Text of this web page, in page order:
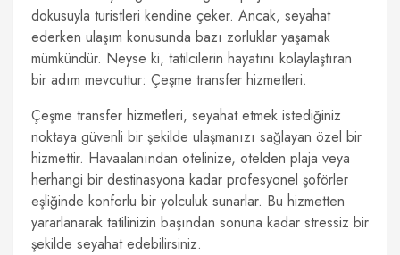
dokusuyla turistleri kendine çeker. Ancak, seyahat
ederken ulaşım konusunda bazı zorluklar yaşamak
mümkündür. Neyse ki, tatilcilerin hayatını kolaylaştıran
bir adım mevcuttur: Çeşme transfer hizmetleri.
Çeşme transfer hizmetleri, seyahat etmek istediğiniz
noktaya güvenli bir şekilde ulaşmanızı sağlayan özel bir
hizmettir. Havaalanından otelinize, otelden plaja veya
herhangi bir destinasyona kadar profesyonel şoförler
eşliğinde konforlu bir yolculuk sunarlar. Bu hizmetten
yararlanarak tatilinizin başından sonuna kadar stressiz bir
şekilde seyahat edebilirsiniz.